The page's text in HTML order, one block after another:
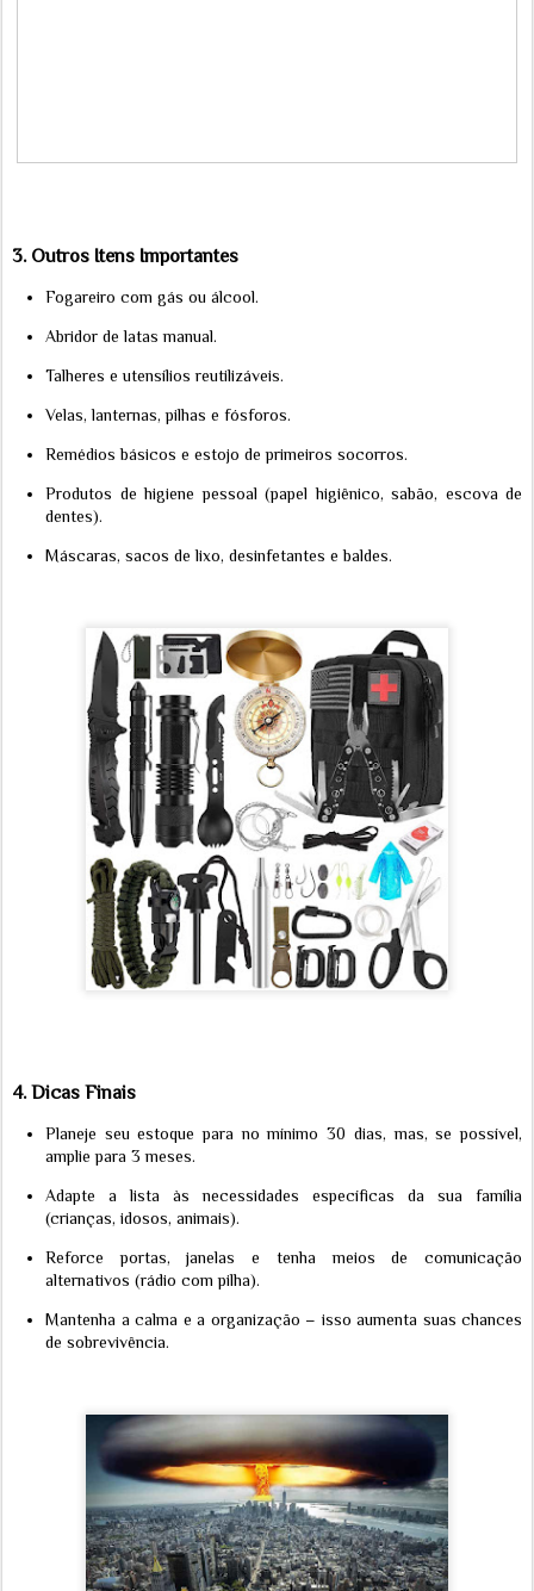
3. Outros Itens Importantes
Fogareiro com gás ou álcool.
Abridor de latas manual.
Talheres e utensílios reutilizáveis.
Velas, lanternas, pilhas e fósforos.
Remédios básicos e estojo de primeiros socorros.
Produtos de higiene pessoal (papel higiênico, sabão, escova de
dentes).
Máscaras, sacos de lixo, desinfetantes e baldes.
4.Dicas Finais
Planeje seu estoque para no mínimo 30 dias, mas, se possível,
amplie para 3 meses.
Adapte a lista às necessidades específicas da sua família
(crianças, idosos, animais).
Reforce portas, janelas e tenha meios de comunicação
alternativos (rádio com pilha).
Mantenha a calma e a organização – isso aumenta suas chances
de sobrevivência.